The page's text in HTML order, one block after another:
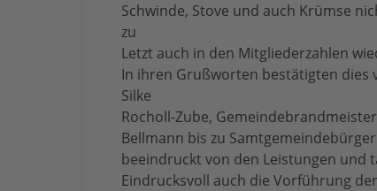
Schwinde, Stove und auch Krümse
zu
Letzt auch in den Mitgliederzahlen
In ihren Grußworten bestätigten dies
Silke
Rocholl-Zube,
Bellmann bis zu
beeindruckt von den Leistungen und
Eindrucksvoll auch die Vorführung